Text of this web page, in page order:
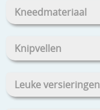
Kneedmateriaal
Knipvellen
Leuke versieringen